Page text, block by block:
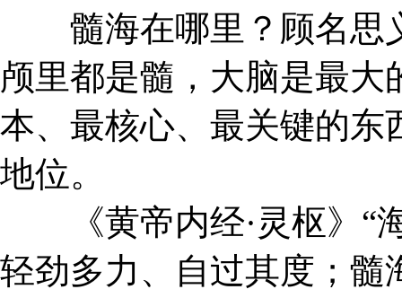
髓海在哪里？顾名思
颅里都是髓，大脑是最
本、最核心、最关键的东
地位。
《黄帝内经·灵枢》“
轻劲多力、自过其度；髓